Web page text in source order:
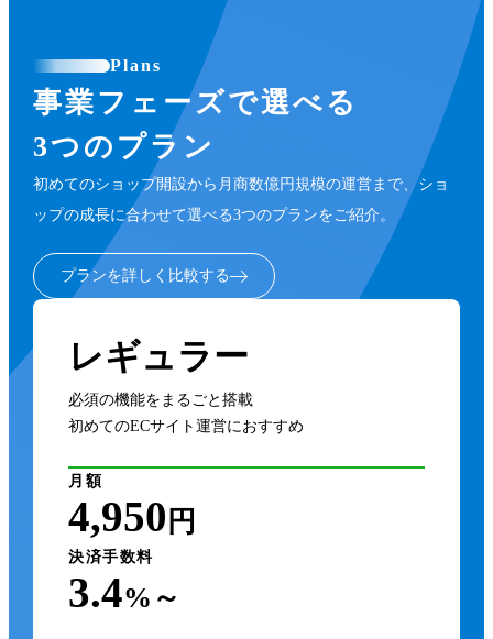
Plans
事業フェーズで選べる
3つのプラン
初めてのショップ開設から月商数億円規模の運営まで、ショ
ップの成長に合わせて選べる3つのプランをご紹介。
プランを詳しく比較する
レギュラー
必須の機能をまるごと搭載
初めてのECサイト運営におすすめ
月額
4,950 円
決済手数料
3.4%～